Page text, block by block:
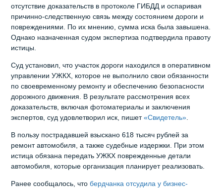
отсутствие доказательств в протоколе ГИБДД и оспаривая
причинно-следственную связь между состоянием дороги и
повреждениями. По их мнению, сумма иска была завышена.
Однако назначенная судом экспертиза подтвердила правоту
истицы.
Суд установил, что участок дороги находился в оперативном
управлении УЖКХ, которое не выполнило свои обязанности
по своевременному ремонту и обеспечению безопасности
дорожного движения. В результате рассмотрения всех
доказательств, включая фотоматериалы и заключения
экспертов, суд удовлетворил иск, пишет«Свидетель»
В пользу пострадавшей взыскано 618 тысяч рублей за
ремонт автомобиля, а также судебные издержки. При этом
истица обязана передать УЖКХ поврежденные детали
автомобиля, которые организация планирует реализовать.
Ранее сообщалось, что бердчанка отсудила у бизнес-